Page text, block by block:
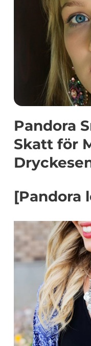
Pandora
Skatt för
[Pandora